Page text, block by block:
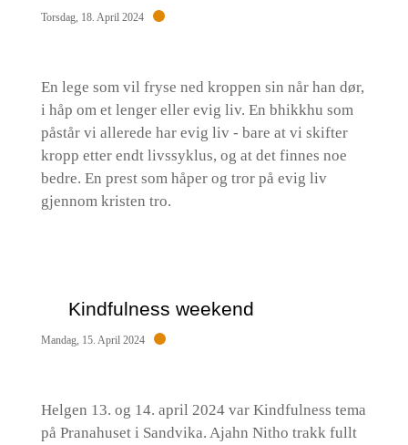
Torsdag, 18. April 2024
En lege som vil fryse ned kroppen sin når han dør,
i håp om et lenger eller evig liv. En bhikkhu som
påstår vi allerede har evig liv - bare at vi skifter
kropp etter endt livssyklus, og at det finnes noe
bedre. En prest som håper og tror på evig liv
gjennom kristen tro.
Kindfulness weekend
Mandag, 15. April 2024
Helgen 13. og 14. april 2024 var Kindfulness tema
på Pranahuset i Sandvika. Ajahn Nitho trakk fullt